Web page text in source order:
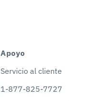
Apoyo
Servicio al cliente
1-877-825-7727